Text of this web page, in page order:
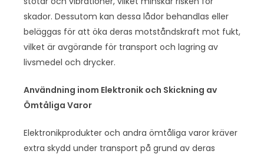
skador. Dessutom kan dessa lådor behandlas eller
beläggas för att öka deras motståndskraft mot fukt,
vilket är avgörande för transport och lagring av
livsmedel och drycker.
Användning inom Elektronik och Skickning av
Ömtåliga Varor
Elektronikprodukter och andra ömtåliga varor kräver
extra skydd under transport på grund av deras